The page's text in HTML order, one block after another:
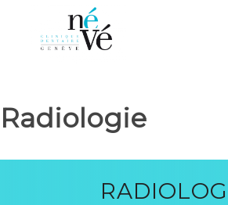
Radiologie